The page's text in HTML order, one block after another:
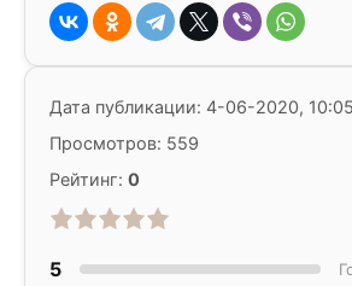
Дата публикации: 4-06-2020, 10:05
Просмотров: 559
Рейтинг: 0
5